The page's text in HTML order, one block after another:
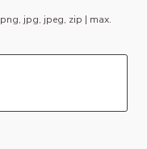
jpg, jpeg, zip | max.